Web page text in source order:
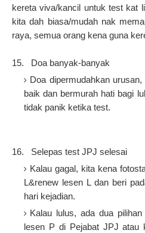
kereta viva/kancil untuk test kat
kita dah biasa/mudah nak
raya, semua orang kena guna
15.
Doa banyak-banyak
Doa dipermudahkan
baik dan bermurah hati bagi
tidak panik ketika test.
16.
Selepas test JPJ selesai
Kalau gagal, kita kena
L&renew lesen L dan beri
hari kejadian.
Kalau lulus, ada dua
lesen P di Pejabat JPJ atau